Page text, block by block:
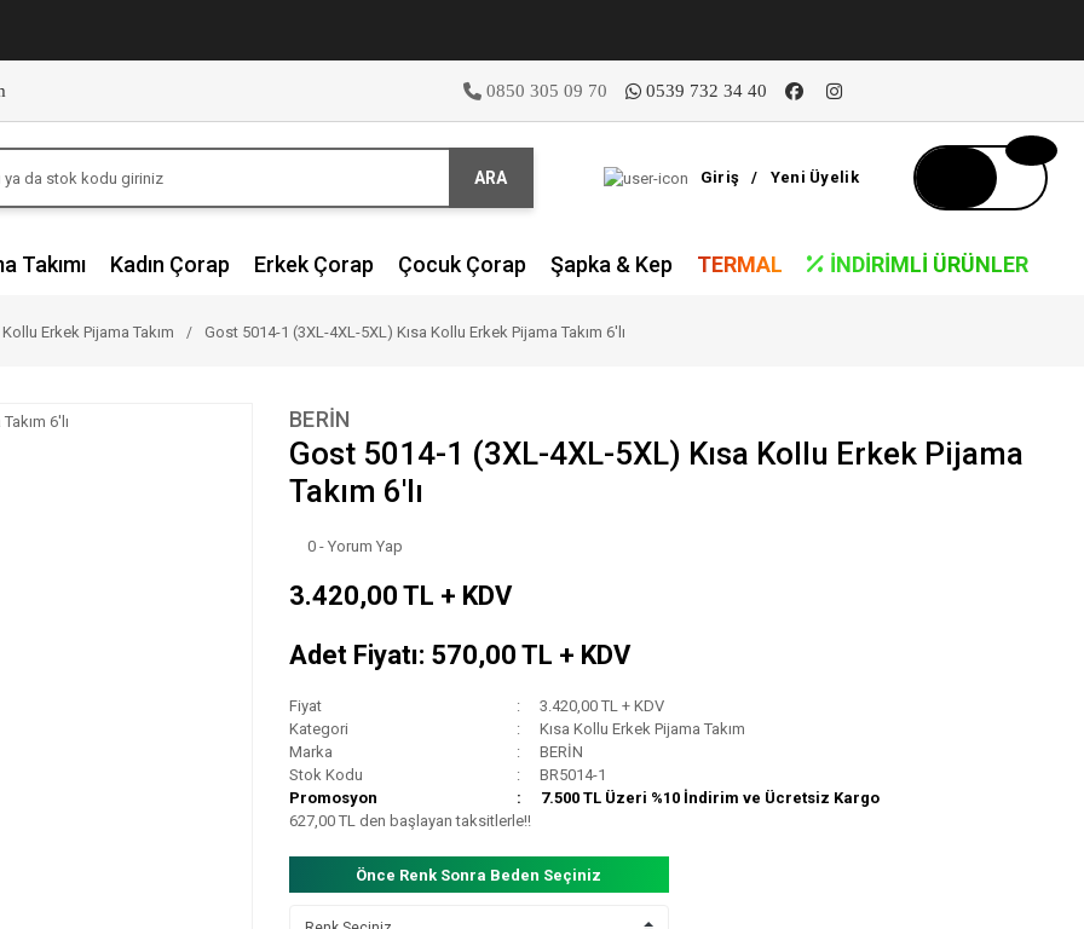
0850 305 09 70 0539 732 34 40
ARA Giriş / Yeni Üyelik
Takımı Kadın Çorap Erkek Çorap Çocuk Çorap Şapka & Kep TERMAL İNDIRIMLI ÜRÜNLER
Kollu Erkek Pijama Takım Gost 5014-1 (3XL-4XL-5XL) Kısa Kollu Erkek Pijama Takım 6'lı
BERİN
Gost 5014-1 (3XL-4XL-5XL) Kısa Kollu Erkek Pijama
Takım 6'lı
0 - Yorum Yap
3.420,00 TL + KDV
Adet Fiyatı: 570,00 TL + KDV
Fiyat
3.420,00 TL + KDV
Kategori
Kısa Kollu Erkek Pijama Takım
Marka
BERİN
Stok Kodu
BR5014-1
Promosyon
7.500 TL Üzeri %10 İndirim ve Ücretsiz Kargo
627,00 TL den başlayan taksitlerle!!
Önce Renk Sonra Beden Seçiniz